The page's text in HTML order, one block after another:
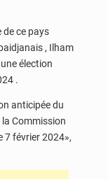
de ce pays
, Ilham
élection
.
anticipée du
la Commission
7 février 2024»,